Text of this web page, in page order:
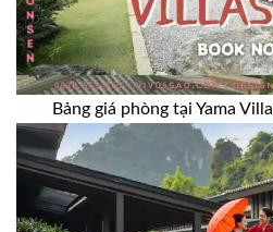
Bảng giá phòng tại Yama